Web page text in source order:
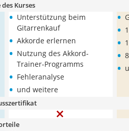
Kurses
• Unterstützung beim
Gitarrenkauf
• Akkorde erlernen
• Nutzung des Akkord-
Trainer-Programms
• Fehleranalyse
• und weitere
•
•
•
•
•